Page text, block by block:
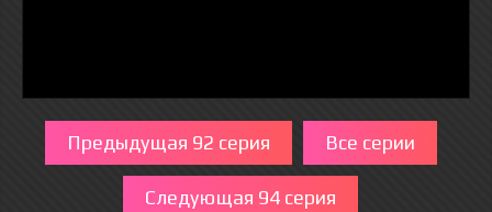
Предыдущая 92 серия Все серии
Следующая 94 серия